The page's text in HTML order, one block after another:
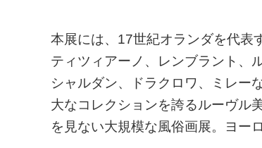
本展には、17世紀オランダを代表
ティツィアーノ、レンブラント、
シャルダン、ドラクロワ、ミレー
大なコレクションを誇るルーヴル
を見ない大規模な風俗画展。ヨー